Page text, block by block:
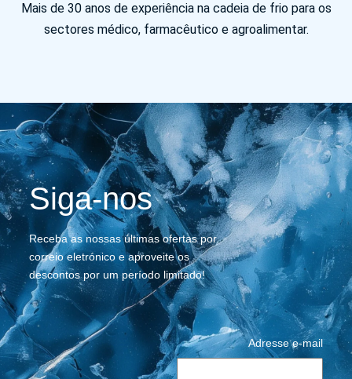
Mais de 30 anos de experiência na cadeia de frio para os
sectores médico, farmacêutico e agroalimentar.
Siga-nos
Receba as nossas últimas ofertas por
correio eletrónico e aproveite os
descontos por um período limitado!
Adresse e-mail